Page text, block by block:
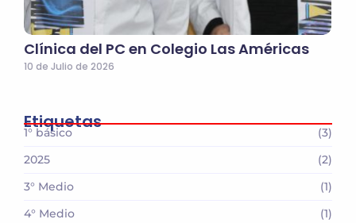
Clínica del PC en Colegio Las Américas
10 de Julio de 2026
Etiquetas
1° básico
(3)
2025
(2)
3° Medio
(1)
4° Medio
(1)